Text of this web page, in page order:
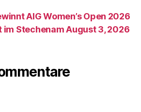
AIG Women’s Open 2026
im Stechenam August 3, 2026